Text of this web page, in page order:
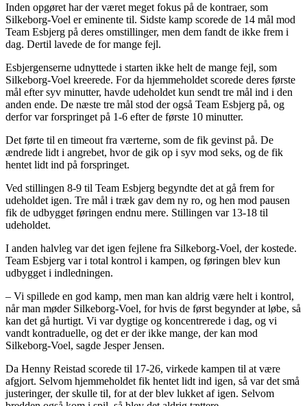
Inden opgøret har der været meget fokus på de kontraer, som
Silkeborg-Voel er eminente til. Sidste kamp scorede de 14 mål mod
Team Esbjerg på deres omstillinger, men dem fandt de ikke frem i
dag. Dertil lavede de for mange fejl.
Esbjergenserne udnyttede i starten ikke helt de mange fejl, som
Silkeborg-Voel kreerede. For da hjemmeholdet scorede deres første
mål efter syv minutter, havde udeholdet kun sendt tre mål ind i den
anden ende. De næste tre mål stod der også Team Esbjerg på, og
derfor var forspringet på 1-6 efter de første 10 minutter.
Det førte til en timeout fra værterne, som de fik gevinst på. De
ændrede lidt i angrebet, hvor de gik op i syv mod seks, og de fik
hentet lidt ind på forspringet.
Ved stillingen 8-9 til Team Esbjerg begyndte det at gå frem for
udeholdet igen. Tre mål i træk gav dem ny ro, og hen mod pausen
fik de udbygget føringen endnu mere. Stillingen var 13-18 til
udeholdet.
I anden halvleg var det igen fejlene fra Silkeborg-Voel, der kostede.
Team Esbjerg var i total kontrol i kampen, og føringen blev kun
udbygget i indledningen.
– Vi spillede en god kamp, men man kan aldrig være helt i kontrol,
når man møder Silkeborg-Voel, for hvis de først begynder at løbe, så
kan det gå hurtigt. Vi var dygtige og koncentrerede i dag, og vi
vandt kontraduelle, og det er der ikke mange, der kan mod
Silkeborg-Voel, sagde Jesper Jensen.
Da Henny Reistad scorede til 17-26, virkede kampen til at være
afgjort. Selvom hjemmeholdet fik hentet lidt ind igen, så var det små
justeringer, der skulle til, for at der blev lukket af igen. Selvom